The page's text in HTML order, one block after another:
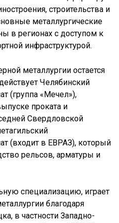
строительства и
металлургические
в регионах с доступом к
инфраструктурой.
металлургии остается
Челябинский
(группа «Мечел»),
проката и
Свердловской
(входит в ЕВРАЗ), который
рельсов, арматуры и
специализацию, играет
благодаря
в частности Западно-